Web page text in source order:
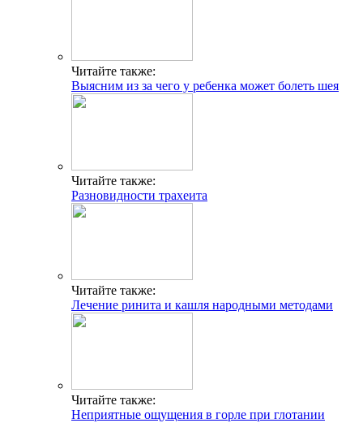
Читайте также:
Выясним из за чего у ребенка может болеть шея
Читайте также:
Разновидности трахеита
Читайте также:
Лечение ринита и кашля народными методами
Читайте также:
Неприятные ощущения в горле при глотании